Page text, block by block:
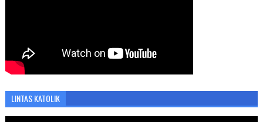
LINTAS KATOLIK